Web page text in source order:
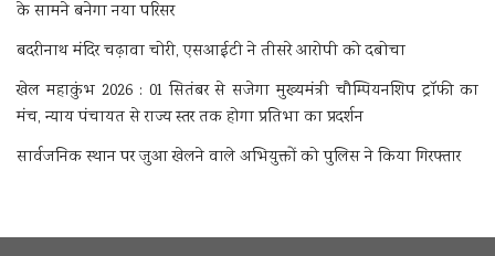
के सामने बनेगा नया परिसर
बदरीनाथ मंदिर चढ़ावा चोरी, एसआईटी ने तीसरे आरोपी को दबोचा
खेल महाकुंभ 2026 : 01 सितंबर से सजेगा मुख्यमंत्री चौम्पियनशिप ट्रॉफी का
मंच, न्याय पंचायत से राज्य स्तर तक होगा प्रतिभा का प्रदर्शन
सार्वजनिक स्थान पर जुआ खेलने वाले अभियुक्तों को पुलिस ने किया गिरफ्तार